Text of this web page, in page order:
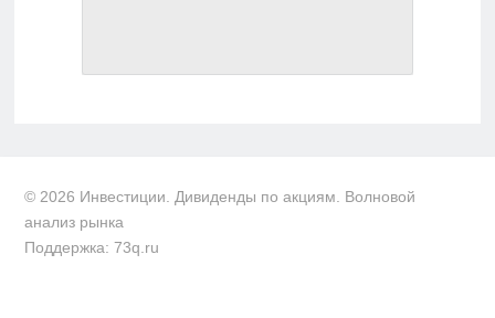
© 2026 Инвестиции. Дивиденды по акциям. Волновой
анализ рынка
Поддержка: 73q.ru